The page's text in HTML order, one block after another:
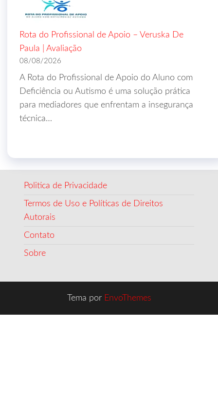
Rota do Profissional de Apoio – Veruska De
Paula | Avaliação
08/08/2026
A Rota do Profissional de Apoio do Aluno com
Deficiência ou Autismo é uma solução prática
para mediadores que enfrentam a insegurança
técnica…
Politica de Privacidade
Termos de Uso e Políticas de Direitos
Autorais
Contato
Sobre
Tema por EnvoThemes